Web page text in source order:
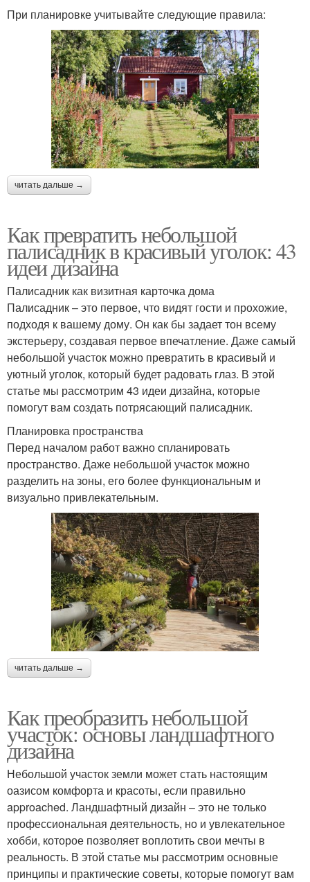
При планировке учитывайте следующие правила:
читать дальше →
Как превратить небольшой
палисадник в красивый уголок: 43
идеи дизайна
Палисадник как визитная карточка дома
Палисадник – это первое, что видят гости и прохожие,
подходя к вашему дому. Он как бы задает тон всему
экстерьеру, создавая первое впечатление. Даже самый
небольшой участок можно превратить в красивый и
уютный уголок, который будет радовать глаз. В этой
статье мы рассмотрим 43 идеи дизайна, которые
помогут вам создать потрясающий палисадник.
Планировка пространства
Перед началом работ важно спланировать
пространство. Даже небольшой участок можно
разделить на зоны, его более функциональным и
визуально привлекательным.
читать дальше →
Как преобразить небольшой
участок: основы ландшафтного
дизайна
Небольшой участок земли может стать настоящим
оазисом комфорта и красоты, если правильно
approached. Ландшафтный дизайн – это не только
профессиональная деятельность, но и увлекательное
хобби, которое позволяет воплотить свои мечты в
реальность. В этой статье мы рассмотрим основные
принципы и практические советы, которые помогут вам